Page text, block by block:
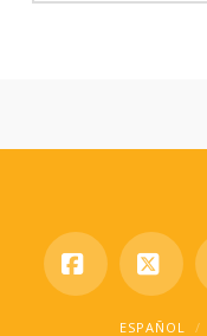
Facebook
X
ESPAÑOL